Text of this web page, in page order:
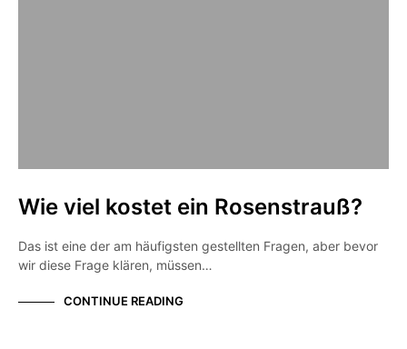
Wie viel kostet ein Rosenstrauß?
Das ist eine der am häufigsten gestellten Fragen, aber bevor
wir diese Frage klären, müssen…
CONTINUE READING